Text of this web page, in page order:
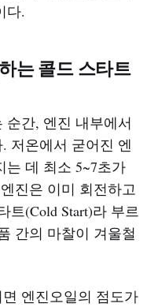
다.
는 콜드 스타트
순간, 엔진 내부에서
저온에서 굳어진 엔
는 데 최소 5~7초가
진은 이미 회전하고
트(Cold Start)라 부르
간의 마찰이 겨울철
엔진오일의 점도가